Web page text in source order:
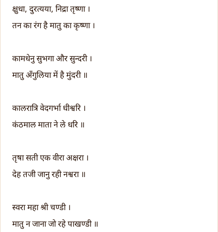
क्षुधा, दुरत्यया, निद्रा तृष्णा ।
तन का रंग है मातु का कृष्णा ।
कामधेनु सुभगा और सुन्दरी ।
मातु अँगुलिया में है मुंदरी ॥
कालरात्रि वेदगर्भा धीश्वरि ।
कंठमाल माता ने ले धरि ॥
तृषा सती एक वीरा अक्षरा ।
देह तजी जानु रही नश्वरा ॥
स्वरा महा श्री चण्डी ।
मातु न जाना जो रहे पाखण्डी ॥